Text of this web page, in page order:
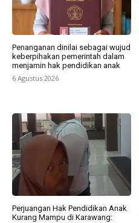
Penanganan dinilai sebagai wujud
keberpihakan pemerintah dalam
menjamin hak pendidikan anak
6 Agustus 2026
Perjuangan Hak Pendidikan Anak
Kurang Mampu di Karawang: